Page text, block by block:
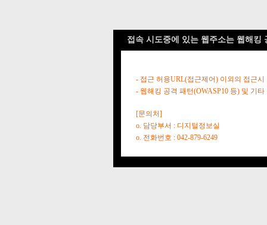
접속 시도중에 있는 웹주소는 웹해킹
- 접근 허용URL(접근제어) 이외의 접근시
- 웹해킹 공격 패턴(OWASP10 등) 및 기
[문의처]
o. 담당부서 : 디지털정보실
o. 전화번호 : 042-879-6249